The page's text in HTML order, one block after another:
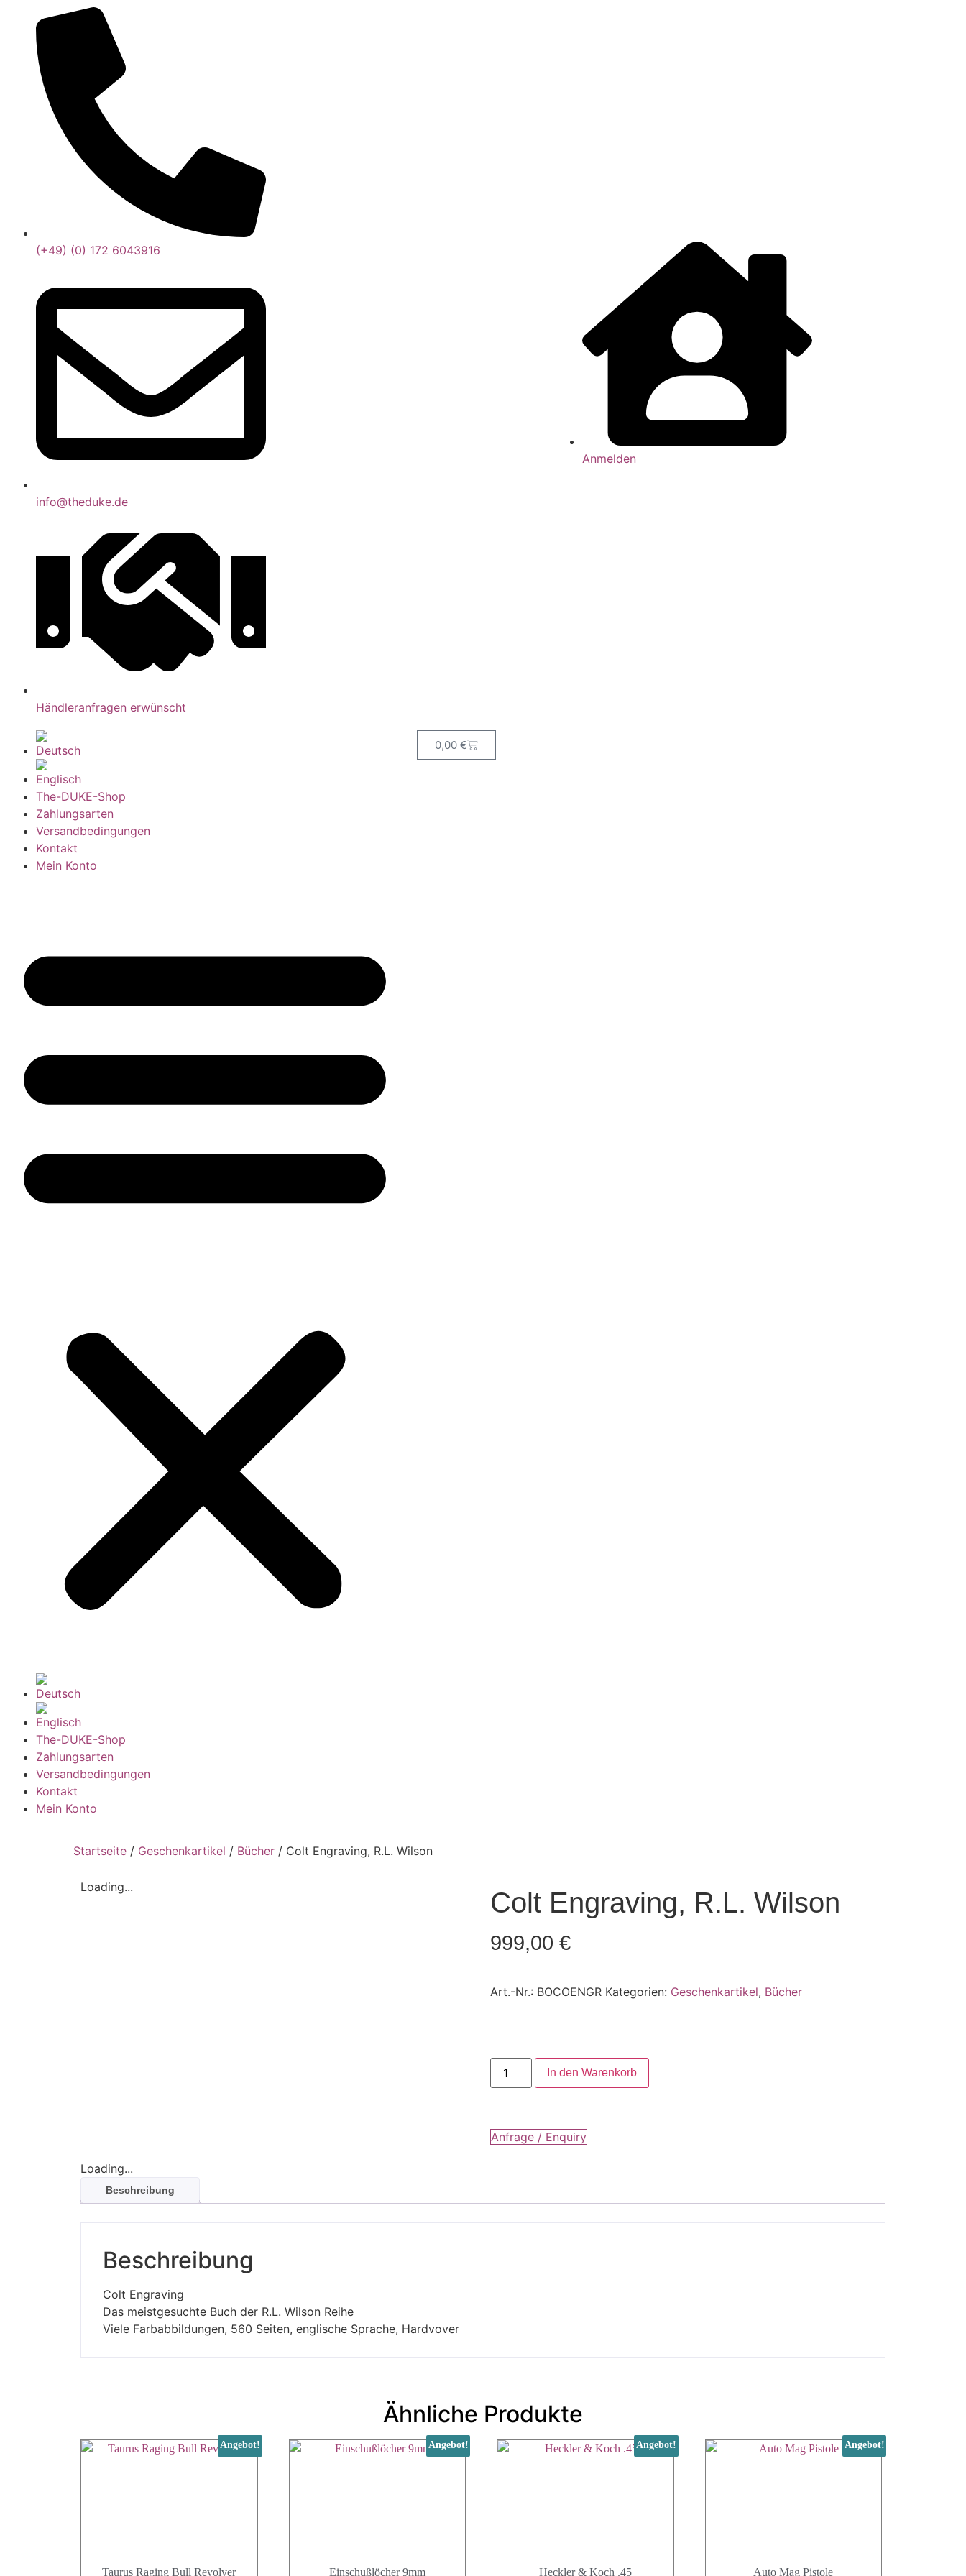
(+49) (0) 172 6043916
info@theduke.de
Händleranfragen erwünscht
Anmelden
The-DUKE-Shop
Zahlungsarten
Versandbedingungen
Kontakt
Mein Konto
The-DUKE-Shop
Zahlungsarten
Versandbedingungen
Kontakt
Mein Konto
0,00 €
Startseite / Geschenkartikel / Bücher / Colt Engraving, R.L. Wilson
Loading... Colt Engraving, R.L. Wilson
999,00 €
Art.-Nr.: BOCOENGR Kategorien: Geschenkartikel, Bücher
In den Warenkorb
Anfrage / Enquiry
Loading...
Beschreibung
Beschreibung
Colt Engraving
Das meistgesuchte Buch der R.L. Wilson Reihe
Viele Farbabbildungen, 560 Seiten, englische Sprache, Hardvover
Ähnliche Produkte
Angebot!
Taurus Raging Bull Revolver
Angebot!
Einschußlöcher 9mm
Angebot!
Heckler & Koch .45
Angebot!
Auto Mag Pistole